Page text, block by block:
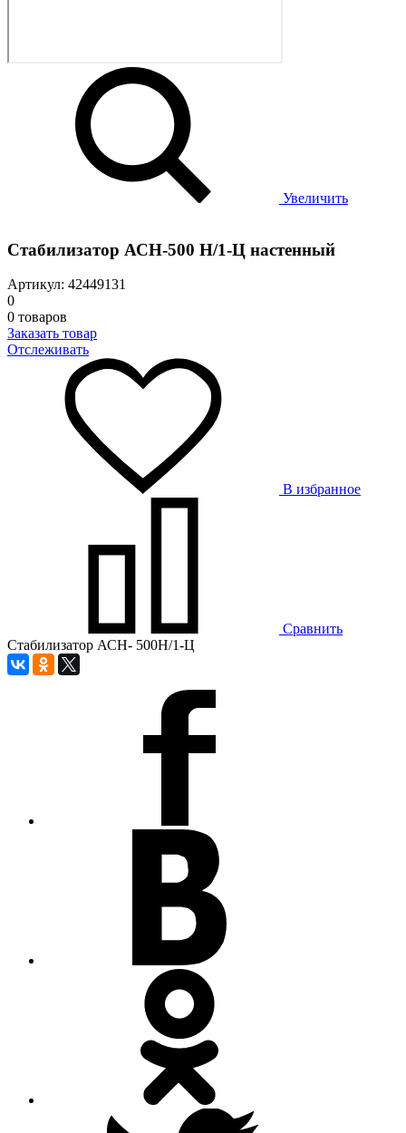
Увеличить
Стабилизатор АСН-500 Н/1-Ц настенный
Артикул: 42449131
0
0 товаров
Заказать товар
Отслеживать
В избранное
Сравнить
Стабилизатор АСН- 500H/1-Ц